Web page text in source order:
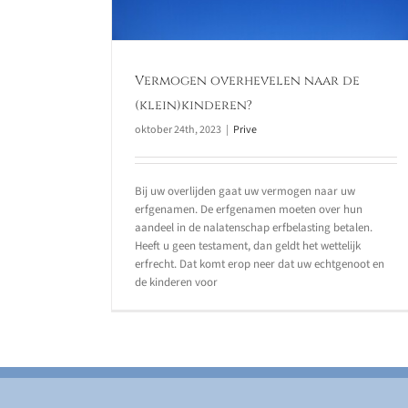
Vermogen overhevelen naar de
(klein)kinderen?
oktober 24th, 2023 | Prive
Bij uw overlijden gaat uw vermogen naar uw
erfgenamen. De erfgenamen moeten over hun
aandeel in de nalatenschap erfbelasting betalen.
Heeft u geen testament, dan geldt het wettelijk
erfrecht. Dat komt erop neer dat uw echtgenoot en
de kinderen voor